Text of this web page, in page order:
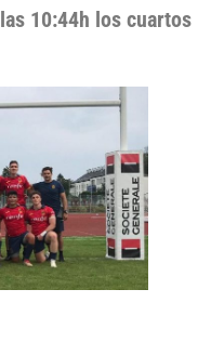
10:44h los cuartos